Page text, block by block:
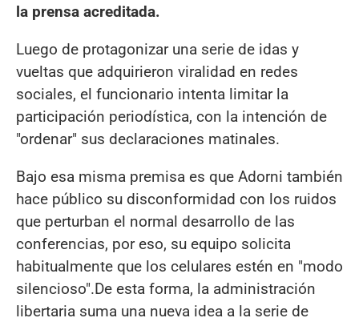
la prensa acreditada.
Luego de protagonizar una serie de idas y
vueltas que adquirieron viralidad en redes
sociales, el funcionario intenta limitar la
participación periodística, con la intención de
"ordenar" sus declaraciones matinales.
Bajo esa misma premisa es que Adorni también
hace público su disconformidad con los ruidos
que perturban el normal desarrollo de las
conferencias, por eso, su equipo solicita
habitualmente que los celulares estén en "modo
silencioso".De esta forma, la administración
libertaria suma una nueva idea a la serie de